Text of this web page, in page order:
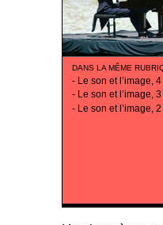
DANS LA MÊME
- Le son et l’image,
- Le son et l’image, 3
- Le son et l’image, 2